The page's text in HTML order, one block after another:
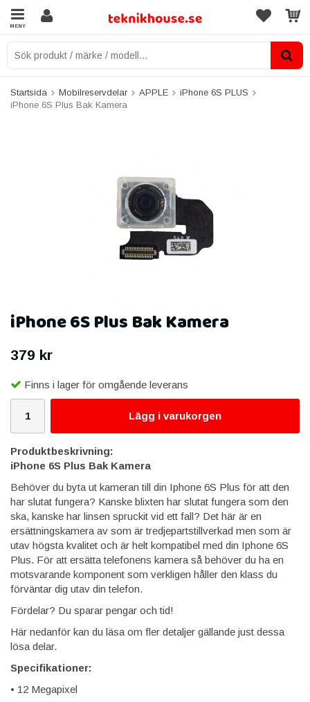
MENY
Startsida Mobilreservdelar APPLE
iPhone 6S PLUS
iPhone 6S Plus Bak Kamera
iPhone 6S Plus Bak Kamera
379 kr
Finns i lager för omgående leverans
Lägg i varukorgen
Produktbeskrivning:
iPhone 6S Plus Bak Kamera
Behöver du byta ut kameran till din Iphone 6S Plus för att den
har slutat fungera? Kanske blixten har slutat fungera som den
ska, kanske har linsen spruckit vid ett fall? Det här är en
ersättningskamera av som är tredjepartstillverkad men som är
utav högsta kvalitet och är helt kompatibel med din Iphone 6S
Plus. För att ersätta telefonens kamera så behöver du ha en
motsvarande komponent som verkligen håller den klass du
förväntar dig utav din telefon.
Fördelar? Du sparar pengar och tid!
Här nedanför kan du läsa om fler detaljer gällande just dessa
lösa delar.
Specifikationer:
• 12 Megapixel